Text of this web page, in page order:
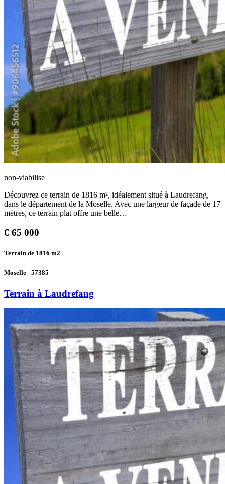
non-viabilise
Découvrez ce terrain de 1816 m², idéalement situé à Laudrefang,
dans le département de la Moselle. Avec une largeur de façade de 17
mètres, ce terrain plat offre une belle…
€ 65 000
Terrain de 1816 m2
Moselle - 57385
Terrain à Laudrefang